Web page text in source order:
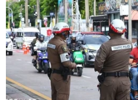
Cờ của phiến quân IS trên
Kobane, Syria.
Theo AFP/AP, ngày 10/
phòng cho hay các chỉ
gia trong liên minh